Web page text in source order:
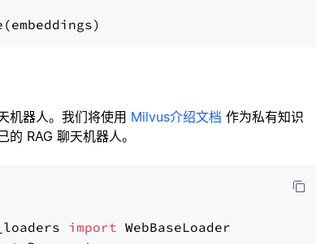
机器人。我们将使用 Milvus介绍文档 作为私有知识
RAG 聊天机器人。
import